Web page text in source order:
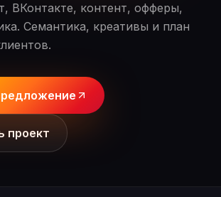
ВКонтакте, контент, офферы,
Семантика, креативы и план
проект